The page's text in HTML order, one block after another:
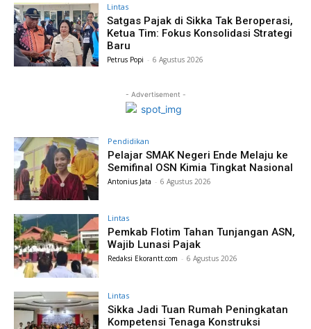
Lintas
Satgas Pajak di Sikka Tak Beroperasi,
Ketua Tim: Fokus Konsolidasi Strategi
Baru
Petrus Popi - 6 Agustus 2026
- Advertisement -
Pendidikan
Pelajar SMAK Negeri Ende Melaju ke
Semifinal OSN Kimia Tingkat Nasional
Antonius Jata - 6 Agustus 2026
Lintas
Pemkab Flotim Tahan Tunjangan ASN,
Wajib Lunasi Pajak
Redaksi Ekorantt.com - 6 Agustus 2026
Lintas
Sikka Jadi Tuan Rumah Peningkatan
Kompetensi Tenaga Konstruksi